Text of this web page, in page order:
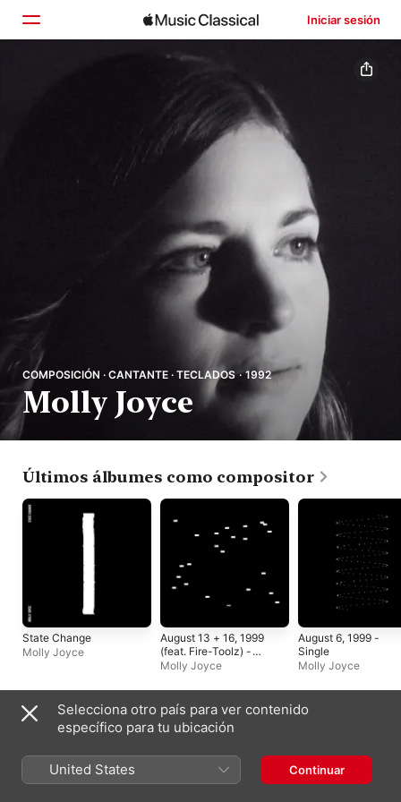
Iniciar sesión
COMPOSICIÓN · CANTANTE · TECLADOS · 1992
Molly Joyce
Últimos álbumes como compositor
State Change
Molly Joyce
August 13 + 16, 1999
(feat. Fire-Toolz) -
Single
Molly Joyce
August 6, 1999 -
Single
Molly Joyce
Últimos álbumes como artista
Selecciona otro país para ver contenido
específico para tu ubicación
United States Continuar